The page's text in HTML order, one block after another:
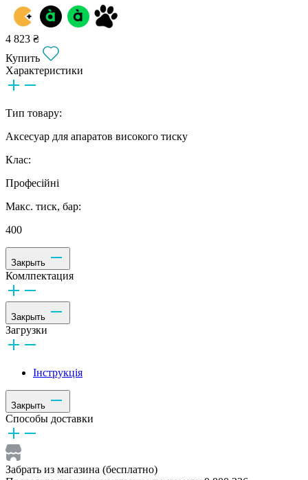
4 823 ₴
Купить
Характеристики
Тип товару:
Аксесуар для апаратов високого тиску
Клас:
Професійні
Макс. тиск, бар:
400
Закрыть
Комлпектация
Закрыть
Загрузки
Інструкція
Закрыть
Способы доставки
Забрать из магазина (бесплатно)